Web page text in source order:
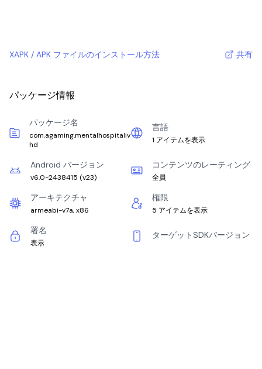
XAPK / APK ファイルのインストール方法 共有
パッケージ情報
パッケージ名
com.agaming.mentalhospitaliv
hd
言語
1 アイテムを表示
Android バージョン
v6.0-2438415 (v23)
コンテンツのレーティング
全員
アーキテクチャ
armeabi-v7a, x86
権限
5 アイテムを表示
署名
表示
ターゲットSDKバージョン